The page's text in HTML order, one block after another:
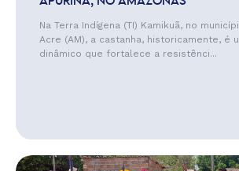
Na Terra Indígena (TI) Kamikuã, no
Acre (AM), a castanha, historicamente, é
dinâmico que fortalece a resistênci...